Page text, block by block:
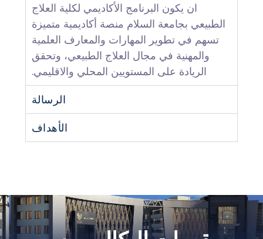
ان يكون البرنامج الأكاديمي لكلية العلاج
الطبيعي بجامعة السلام منصة أكاديمية متميزة
تسهم في تطوير المهارات والمعارف العلمية
والمهنية في مجال العلاج الطبيعي، وتحقق
الريادة على المستويين المحلي والاقليمي.
الرسالة
الأهداف